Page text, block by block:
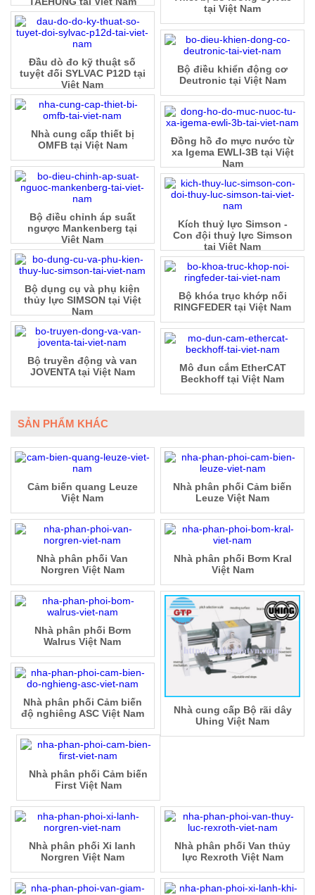
tại Việt Nam
Đầu dò đo kỹ thuật số
tuyệt đối SYLVAC P12D tại
Việt Nam
Bộ điều khiển động cơ
Deutronic tại Việt Nam
Nhà cung cấp thiết bị
OMFB tại Việt Nam
Đồng hồ đo mực nước từ
xa Igema EWLI-3B tại Việt
Nam
Bộ điều chỉnh áp suất
ngược Mankenberg tại
Việt Nam
Kích thuỷ lực Simson -
Con đội thuỷ lực Simson
tại Việt Nam
Bộ dụng cụ và phụ kiện
thủy lực SIMSON tại Việt
Nam
Bộ khóa trục khớp nối
RINGFEDER tại Việt Nam
Bộ truyền động và van
JOVENTA tại Việt Nam
Mô đun cắm EtherCAT
Beckhoff tại Việt Nam
SẢN PHẨM KHÁC
Cảm biến quang Leuze
Việt Nam
Nhà phân phối Cảm biến
Leuze Việt Nam
Nhà phân phối Van
Norgren Việt Nam
Nhà phân phối Bơm Kral
Việt Nam
Nhà phân phối Bơm
Walrus Việt Nam
Nhà cung cấp Bộ rãi dây
Uhing Việt Nam
Nhà phân phối Cảm biến
độ nghiêng ASC Việt Nam
Nhà phân phối Cảm biến
First Việt Nam
Nhà phân phối Xi lanh
Norgren Việt Nam
Nhà phân phối Van thủy
lực Rexroth Việt Nam